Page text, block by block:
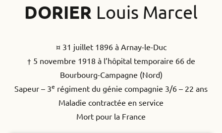
DORIER Louis Marcel
¤ 31 juillet 1896 à Arnay-le-Duc
† 5 novembre 1918 à l’hôpital temporaire 66 de
Bourbourg-Campagne (Nord)
Sapeur – 3e régiment du génie compagnie 3/6 – 22 ans
Maladie contractée en service
Mort pour la France